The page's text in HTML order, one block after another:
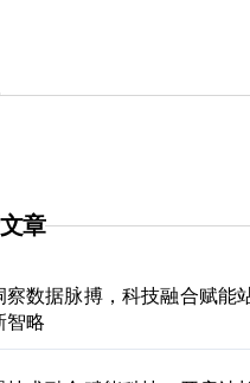
章
察数据脉搏，科技融合赋能
智略